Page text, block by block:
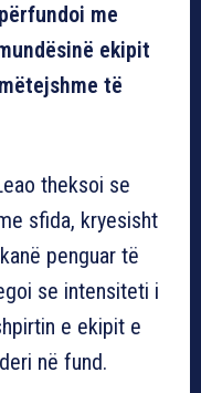
me
ekipit
të
theksoi se
sfida, kryesisht
penguar të
se intensiteti i
e ekipit e
në fund.